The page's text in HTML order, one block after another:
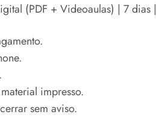
(PDF + Videoaulas) | 7
impresso.
sem aviso.